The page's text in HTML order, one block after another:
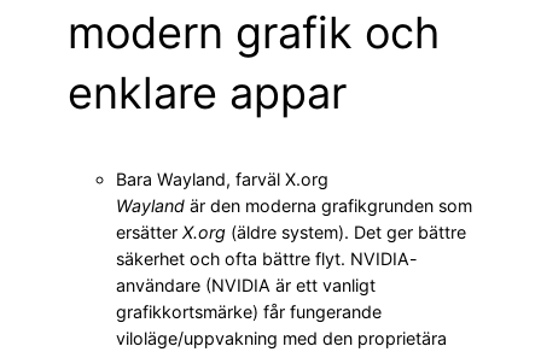
modern grafik och
enklare appar
Bara Wayland, farväl X.org
Wayland är den moderna grafikgrunden som
ersätter X.org (äldre system). Det ger bättre
säkerhet och ofta bättre flyt. NVIDIA-
användare (NVIDIA är ett vanligt
grafikkortsmärke) får fungerande
viloläge/uppvakning med den proprietära